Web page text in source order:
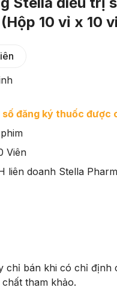
10 vỉ x 10
viên
đăng ký thuốc được
Viên
liên doanh Stella Pharm
chỉ bán khi có chỉ định
tham khảo.